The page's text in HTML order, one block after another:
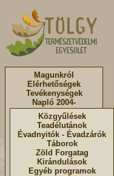
Magunkról
Elérhetőségek
Tevékenységek
Napló 2004-
Közgyűlések
Teadélutánok
Évadnyitók - Évadzárók
Táborok
Zöld Forgatag
Kirándulások
Egyéb programok